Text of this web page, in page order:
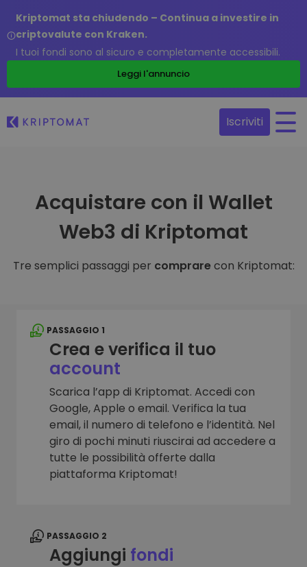
Kriptomat sta chiudendo – Continua a investire in
criptovalute con Kraken.
I tuoi fondi sono al sicuro e completamente accessibili.
Leggi l'annuncio
Iscriviti
Acquistare con il Wallet
Web3 di Kriptomat
Tre semplici passaggi per comprarecon Kriptomat:
PASSAGGIO 1
Crea e verifica il tuo
account
Scarica l’app di Kriptomat. Accedi con
Google, Apple o email. Verifica la tua
email, il numero di telefono e l’identità. Nel
giro di pochi minuti riuscirai ad accedere a
tutte le possibilità offerte dalla
piattaforma Kriptomat!
PASSAGGIO 2
Aggiungi fondi